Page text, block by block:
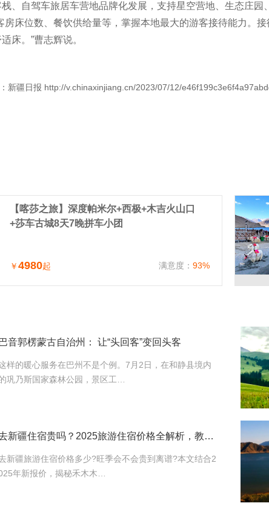
、自驾车旅居车营地品牌化发展，支持星空营地、生态庄园
房床位数、餐饮供给量等，掌握本地最大的游客接待能力。
床。”曹志辉说。
新疆日报 http://v.chinaxinjiang.cn/2023/07/12/
【喀莎之旅】深度帕米尔+西极+木吉火山口
+莎车古城8天7晚拼车小团
￥4980起 满意度： 93%
巴音郭楞蒙古自治州： 让“头回客”变回头客
样的暖心服务在巴州不是个例。7月2日，在和静县境内
巩乃斯国家森林公园，景区工…
去新疆住宿贵吗？2025旅游住宿价格全解析，教你轻松省钱！
新疆旅游住宿价格多少?旺季会不会贵到离谱?本文结合2
年新报价，揭秘禾木木…